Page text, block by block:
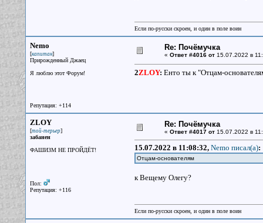
Если по-русски скроен, и один в поле воин
Nemo
[капитан]
Прирожденный Джаец
Я люблю этот Форум!
Репутация: +114
Re: Почёмучка
« Ответ #4016 от15.07.2022 в
2ZLOY: Енто ты к "Отцам-
ZLOY
[той-терьер]
забанен
ФАШИЗМ НЕ ПРОЙДЁТ!
Пол:
Репутация: +116
Re: Почёмучка
« Ответ #4017 от15.07.2022 в
15.07.2022 в 11:08:32, Nemo писал(a):
Отцам-основателям
к Вещему Олегу?
Если по-русски скроен, и один в поле воин